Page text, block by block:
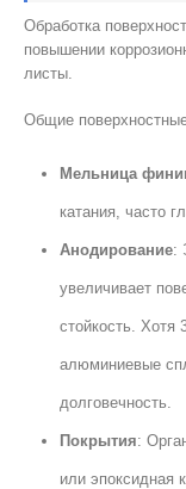
Обработка
повышении
листы.
Общие
Мельница
катания, часто
Анодирование:
увеличивает
стойкость. Хотя
алюминиевые
долговечность.
Покрытия:
или эпоксидная